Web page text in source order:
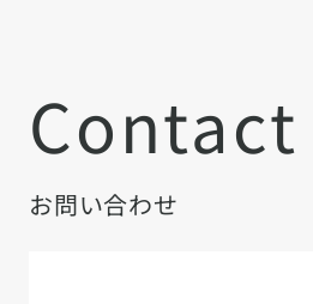
Contact
お問い合わせ